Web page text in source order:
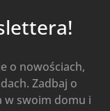
o nowościach,
Zadbaj o
w swoim domu i